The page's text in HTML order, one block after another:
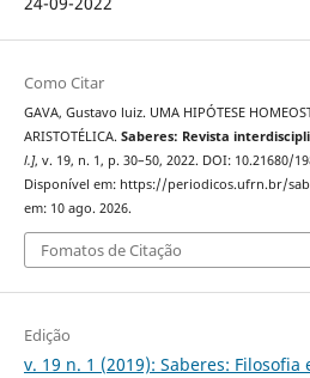
Como Citar
GAVA, Gustavo luiz. UMA HIPÓTESE
ARISTOTÉLICA. Saberes: Revista
l.], v. 19, n. 1, p. 30–50, 2022. DOI: 10.21680/
Disponível em: https://periodicos.ufrn.br/
em: 10 ago. 2026.
Fomatos de Citação
Edição
v. 19 n. 1 (2019): Saberes: Filosofia